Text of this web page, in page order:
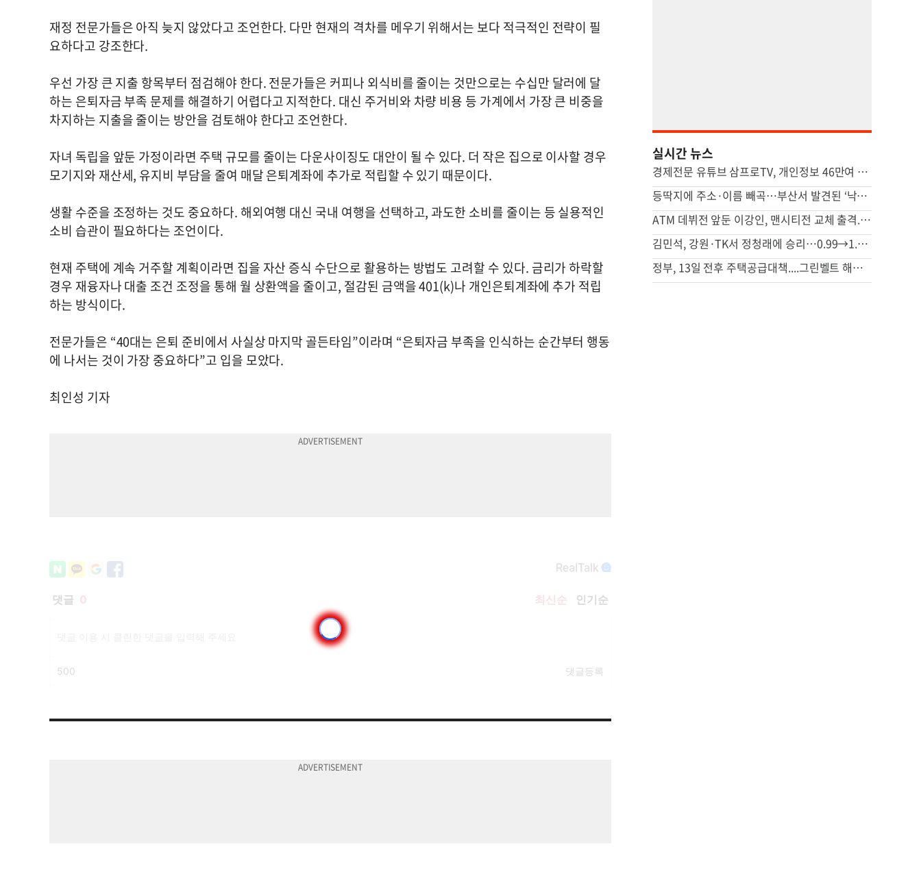
재정 전문가들은 아직 늦지 않았다고 조언한다. 다만 현재의 격차를 메우기 위해서는 보다 적극적인 전략이 필
요하다고 강조한다.
우선 가장 큰 지출 항목부터 점검해야 한다. 전문가들은 커피나 외식비를 줄이는 것만으로는 수십만 달러에 달
하는 은퇴자금 부족 문제를 해결하기 어렵다고 지적한다. 대신 주거비와 차량 비용 등 가계에서 가장 큰 비중을
차지하는 지출을 줄이는 방안을 검토해야 한다고 조언한다.
자녀 독립을 앞둔 가정이라면 주택 규모를 줄이는 다운사이징도 대안이 될 수 있다. 더 작은 집으로 이사할 경우
모기지와 재산세, 유지비 부담을 줄여 매달 은퇴계좌에 추가로 적립할 수 있기 때문이다.
생활 수준을 조정하는 것도 중요하다. 해외여행 대신 국내 여행을 선택하고, 과도한 소비를 줄이는 등 실용적인
소비 습관이 필요하다는 조언이다.
현재 주택에 계속 거주할 계획이라면 집을 자산 증식 수단으로 활용하는 방법도 고려할 수 있다. 금리가 하락할
경우 재융자나 대출 조건 조정을 통해 월 상환액을 줄이고, 절감된 금액을 401(k)나 개인은퇴계좌에 추가 적립
하는 방식이다.
전문가들은 “40대는 은퇴 준비에서 사실상 마지막 골든타임”이라며 “은퇴자금 부족을 인식하는 순간부터 행동
에 나서는 것이 가장 중요하다”고 입을 모았다.
최인성 기자
실시간 뉴스
경제전문 유튜브 삼프로TV, 개인정보 46만여 건 유출 사고
등딱지에 주소·이름 빼곡…부산서 발견된 ‘낙서 거북이’ 정체
ATM 데뷔전 앞둔 이강인, 맨시티전 교체 출격...특별 입단식도 열린다
김민석, 강원·TK서 정청래에 승리…0.99→1.48%p 격차 벌렸다
정부, 13일 전후 주택공급대책....그린벨트 해제 등 ‘영끌 대책’ 거론